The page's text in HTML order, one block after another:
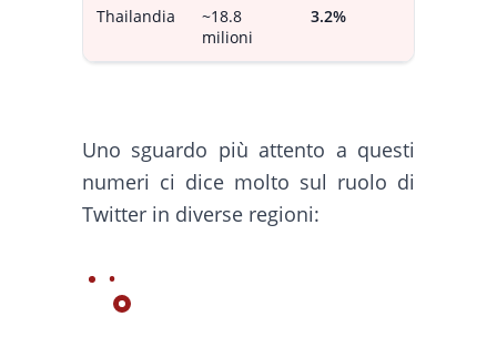
Thailandia
~18.8
milioni
3.2%
Uno sguardo più attento a questi
numeri ci dice molto sul ruolo di
Twitter in diverse regioni: